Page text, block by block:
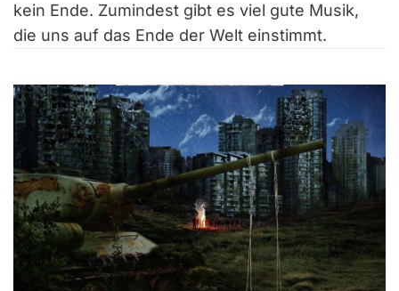
kein Ende. Zumindest gibt es viel gute Musik,
die uns auf das Ende der Welt einstimmt.